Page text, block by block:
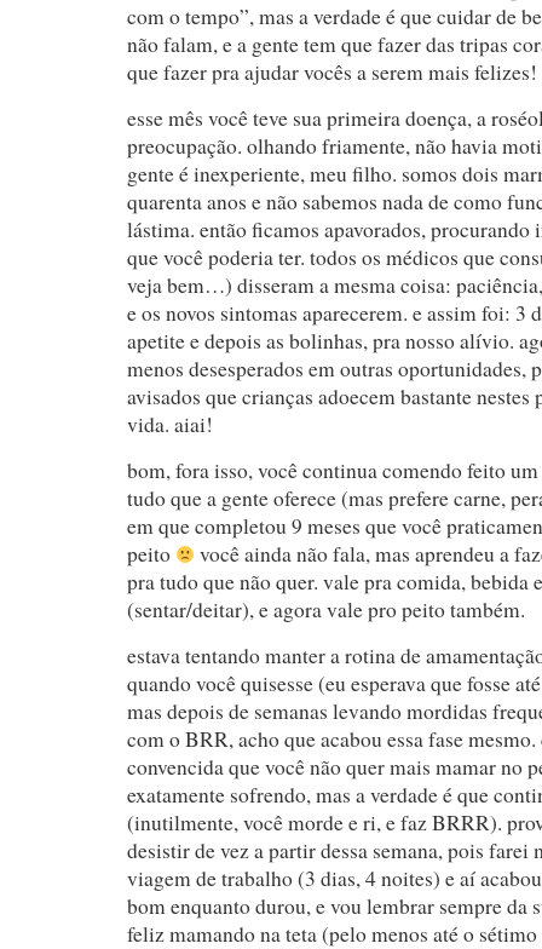
com o tempo”, mas a verdade é que cuidar de
não falam, e a gente tem que fazer das tripas
que fazer pra ajudar vocês a serem mais felizes!
esse mês você teve sua primeira doença, a
preocupação. olhando friamente, não havia
gente é inexperiente, meu filho. somos dois
quarenta anos e não sabemos nada de como
lástima. então ficamos apavorados, procurando
que você poderia ter. todos os médicos que
veja bem…) disseram a mesma coisa:
e os novos sintomas aparecerem. e assim foi: 3
apetite e depois as bolinhas, pra nosso alívio.
menos desesperados em outras oportunidades,
avisados que crianças adoecem bastante
vida. aiai!
bom, fora isso, você continua comendo feito
tudo que a gente oferece (mas prefere carne,
em que completou 9 meses que você
peito
você ainda não fala, mas aprendeu a
pra tudo que não quer. vale pra comida, bebida
(sentar/deitar), e agora vale pro peito também.
estava tentando manter a rotina de
quando você quisesse (eu esperava que fosse
mas depois de semanas levando mordidas
com o BRR, acho que acabou essa fase
convencida que você não quer mais mamar no
exatamente sofrendo, mas a verdade é que
(inutilmente, você morde e ri, e faz BRRR).
desistir de vez a partir dessa semana, pois farei
viagem de trabalho (3 dias, 4 noites) e aí
bom enquanto durou, e vou lembrar sempre da
feliz mamando na teta (pelo menos até o